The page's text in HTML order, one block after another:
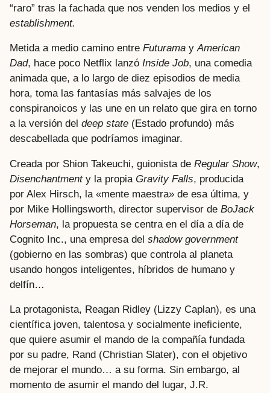
“raro” tras la fachada que nos venden los medios y el
establishment.
Metida a medio camino entre Futurama yAmerican
Dad, hace poco Netflix lanzó Inside Job, una comedia
animada que, a lo largo de diez episodios de media
hora, toma las fantasías más salvajes de los
conspiranoicos y las une en un relato que gira en torno
a la versión del deep state (Estado profundo) más
descabellada que podríamos imaginar.
Creada por Shion Takeuchi, guionista de Regular Show,
Disenchantmenty la propia Gravity Falls, producida
por Alex Hirsch, la «mente maestra» de esa última, y
por Mike Hollingsworth, director supervisor de BoJack
Horseman, la propuesta se centra en el día a día de
Cognito Inc., una empresa del shadow government
(gobierno en las sombras) que controla al planeta
usando hongos inteligentes, híbridos de humano y
delfín…
La protagonista, Reagan Ridley (Lizzy Caplan), es una
científica joven, talentosa y socialmente ineficiente,
que quiere asumir el mando de la compañía fundada
por su padre, Rand (Christian Slater), con el objetivo
de mejorar el mundo… a su forma. Sin embargo, al
momento de asumir el mando del lugar, J.R.